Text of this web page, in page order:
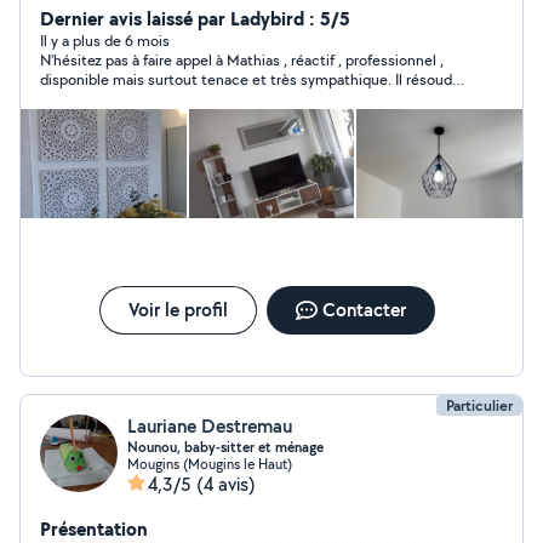
et transport de charges lourdes. Après trois maisons
d'expérience, je touche à tout et propose mes services
pour vous rendre service. Au plaisir de vous rencontrer.
Mathias
Dernier avis laissé par Ladybird : 5/5
Il y a plus de 6 mois
N'hésitez pas à faire appel à Mathias , réactif , professionnel ,
disponible mais surtout tenace et très sympathique. Il résoudra
beaucoup auront baissé les bras. Je recommande vivement
Voir le profil Contacter
Particulier
Lauriane Destremau
Nounou, baby-sitter et ménage
Mougins (Mougins le Haut)
4,3/5 (4 avis)
Présentation